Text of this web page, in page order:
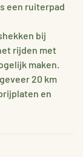
een ruiterpad
bij
rijden met
maken.
20 km
en